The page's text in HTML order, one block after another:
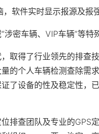
，软件实时显示报源及报
涉密车辆、VIP车辆”等特
取得了行业领先的排查
的个人车辆检测查除需
了设备的性及稳定性，
排查团队及专业的GPS